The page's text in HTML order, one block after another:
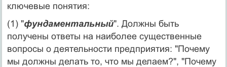
ключевые понятия:
(1) "фундаментальный". Должны быть
получены ответы на наиболее существенные
вопросы о деятельности предприятия: "Почему
мы должны делать то, что мы делаем?", "Почему